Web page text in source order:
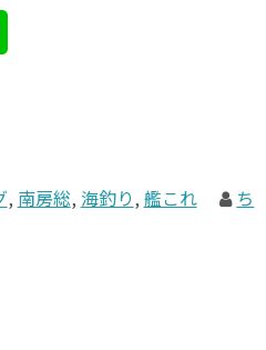
, 南房総, 海釣り, 艦これ
ち